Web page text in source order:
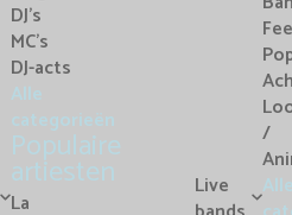
DJ's
MC's
DJ-acts
Alle
categorieën
Populaire
artiesten
La
Live
/
Alle